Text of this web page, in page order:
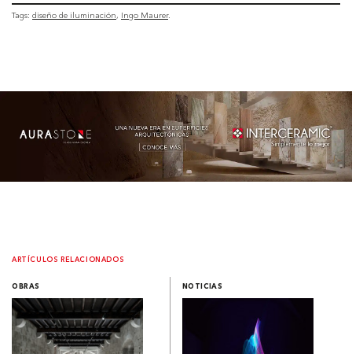
Tags: diseño de iluminación Ingo Maurer
ARTÍCULOS RELACIONADOS
OBRAS NOTICIAS